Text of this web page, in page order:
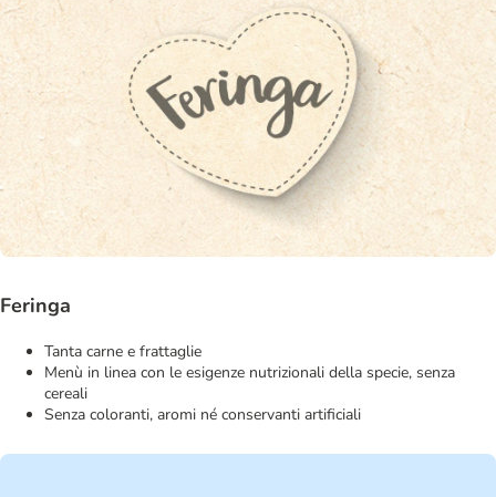
Feringa
Tanta carne e frattaglie
Menù in linea con le esigenze nutrizionali della specie, senza
cereali
Senza coloranti, aromi né conservanti artificiali